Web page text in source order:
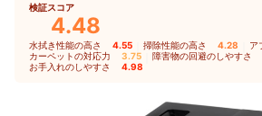
検証スコア
4.48
水拭き性能の高さ 4.55 掃除性能の高さ 4.28 ア
カーペットの対応力 3.75 障害物の回避のしやすさ
お手入れのしやすさ 4.98